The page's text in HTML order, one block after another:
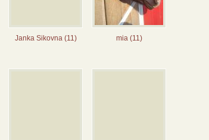
Janka Sikovna (11) mia (11)